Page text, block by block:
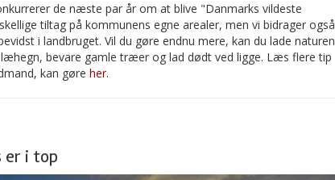
de næste par år om at blive "Danmarks vildeste
tiltag på kommunens egne arealer, men vi bidrager også
i landbruget. Vil du gøre endnu mere, kan du lade naturen
bevare gamle træer og lad dødt ved ligge. Læs flere tip
kan gøre her.
er i top